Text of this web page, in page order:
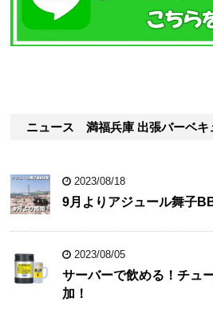
ニュース 満福兵庫 出張バーベキ
2023/08/18
9月よりアジュール舞子
2023/08/05
サーバーで飲める！チュ
加！